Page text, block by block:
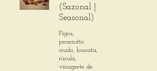
(Sazonal |
Seasonal)
Figos,
prosciutto
crudo, burrata,
rúcula,
vinagrete de